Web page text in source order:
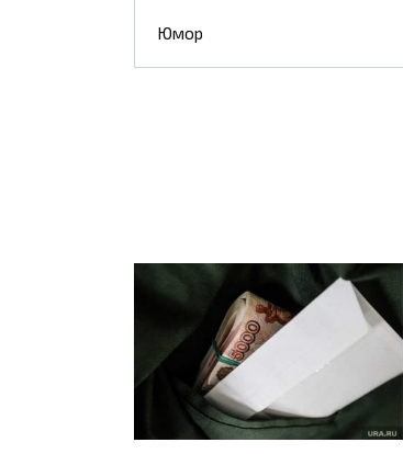
Юмор